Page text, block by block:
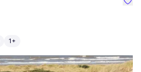
1+